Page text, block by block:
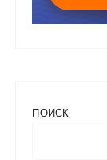
ПОИСК